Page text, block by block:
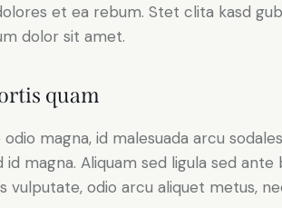
et ea rebum. Stet clita kasd
dolor sit amet.
quam
magna, id malesuada arcu
magna. Aliquam sed ligula sed
vulputate, odio arcu aliquet metus,